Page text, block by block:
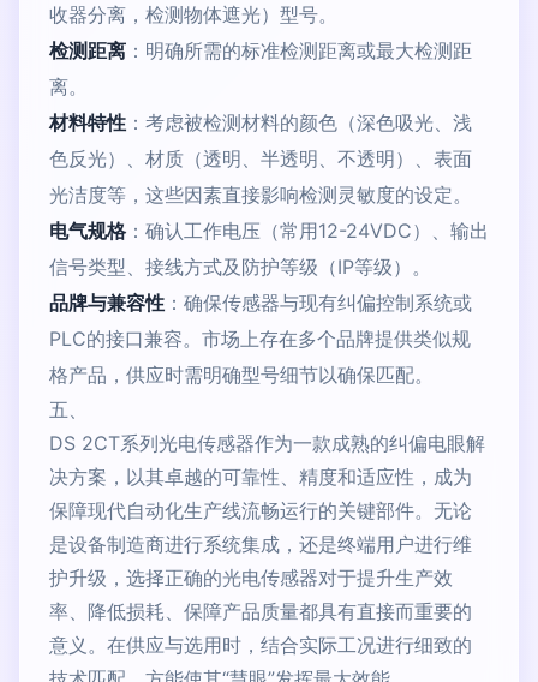
收器分离，检测物体遮光）型号。
检测距离 ：明确所需的标准检测距离或最大检测距
离。
材料特性 ：考虑被检测材料的颜色（深色吸光、浅
色反光）、材质（透明、半透明、不透明）、表面
光洁度等，这些因素直接影响检测灵敏度的设定。
电气规格 ：确认工作电压（常用12-24VDC）、输出
信号类型、接线方式及防护等级（IP等级）。
品牌与兼容性 ：确保传感器与现有纠偏控制系统或
PLC的接口兼容。市场上存在多个品牌提供类似规
格产品，供应时需明确型号细节以确保匹配。
五、
DS 2CT系列光电传感器作为一款成熟的纠偏电眼解
决方案，以其卓越的可靠性、精度和适应性，成为
保障现代自动化生产线流畅运行的关键部件。无论
是设备制造商进行系统集成，还是终端用户进行维
护升级，选择正确的光电传感器对于提升生产效
率、降低损耗、保障产品质量都具有直接而重要的
意义。在供应与选用时，结合实际工况进行细致的